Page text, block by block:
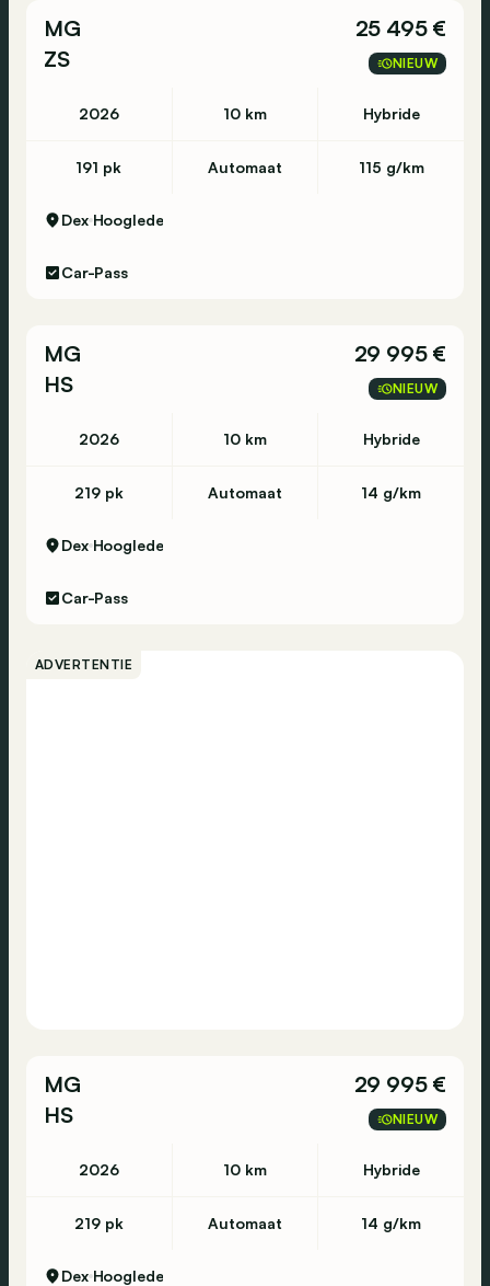
MG
ZS
25 495 €
NIEUW
2026 10 km Hybride
191 pk Automaat 115 g/km
Dex Hooglede
Car-Pass
MG
HS
29 995 €
NIEUW
2026 10 km Hybride
219 pk Automaat 14 g/km
Dex Hooglede
Car-Pass
ADVERTENTIE
MG
HS
29 995 €
NIEUW
2026 10 km Hybride
219 pk Automaat 14 g/km
Dex Hooglede